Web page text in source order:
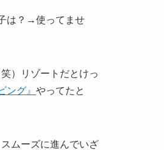
は？→使ってませ
）リゾートだとけっ
ング』 やってたと
ムーズに進んでいざ